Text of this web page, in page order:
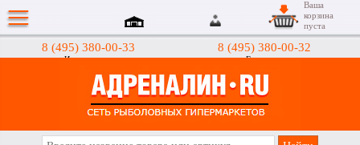
8 (495) 380-00-33
Интернет-магазин
8 (495) 380-00-32
Гипермаркеты
Ваша
корзина
пуста